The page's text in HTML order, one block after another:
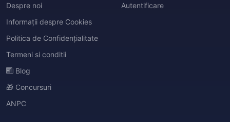
Despre noi
Informații despre Cookies
Politica de Confidențialitate
Termeni si conditii
Blog
🎁 Concursuri
ANPC
Autentificare